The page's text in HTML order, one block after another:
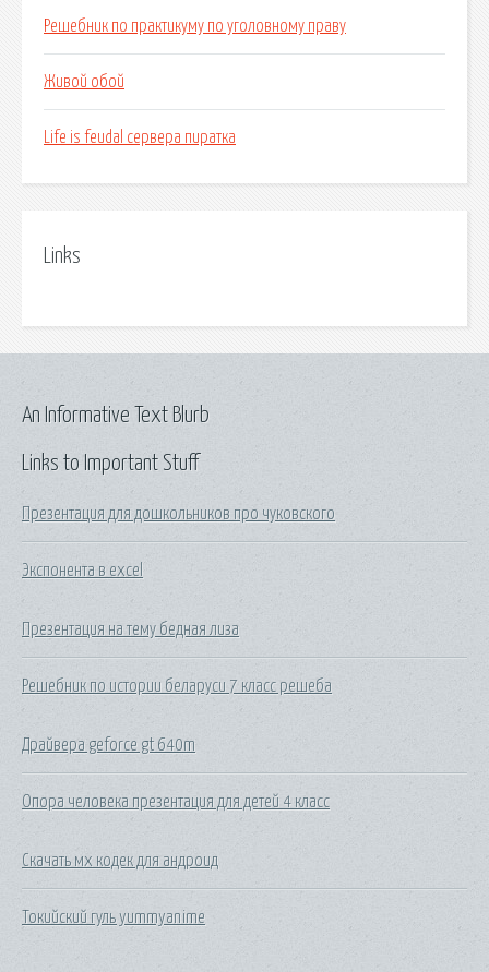
Решебник по практикуму по уголовному праву
Живой обой
Life is feudal сервера пиратка
Links
Links to Important Stuff
Презентация для дошкольников про чуковского
Экспонента в excel
Презентация на тему бедная лиза
Решебник по истории беларуси 7 класс решеба
Драйвера geforce gt 640m
Опора человека презентация для детей 4 класс
Скачать мх кодек для андроид
Токийский гуль yummyanime
An Informative Text Blurb